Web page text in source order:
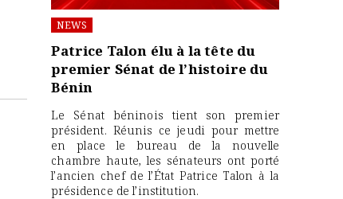
NEWS
Patrice Talon élu à la tête du
premier Sénat de l’histoire du
Bénin
Le Sénat béninois tient son premier
président. Réunis ce jeudi pour mettre
en place le bureau de la nouvelle
chambre haute, les sénateurs ont porté
l’ancien chef de l’État Patrice Talon à la
présidence de l’institution.